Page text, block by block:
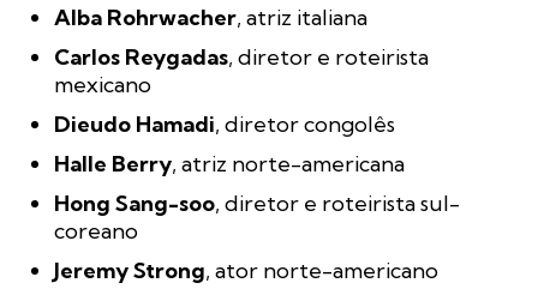
Alba Rohrwacher, atriz italiana
Carlos Reygadas, diretor e roteirista
mexicano
Dieudo Hamadi, diretor congolês
Halle Berry, atriz norte-americana
Hong Sang-soo, diretor e roteirista sul-
coreano
Jeremy Strong, ator norte-americano